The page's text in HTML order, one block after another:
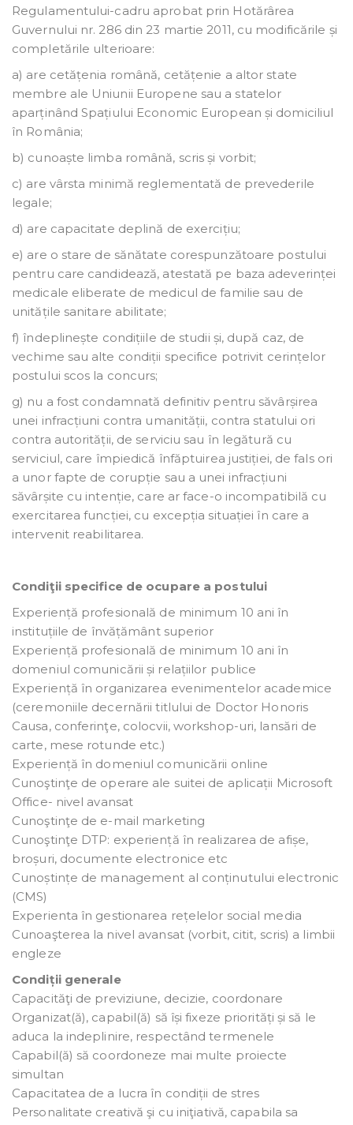
Regulamentului-cadru aprobat prin Hotărârea
Guvernului nr. 286 din 23 martie 2011, cu modificările și
completările ulterioare:
a) are cetățenia română, cetățenie a altor state
membre ale Uniunii Europene sau a statelor
aparținând Spațiului Economic European și domiciliul
în România;
b) cunoaște limba română, scris și vorbit;
c) are vârsta minimă reglementată de prevederile
legale;
d) are capacitate deplină de exercițiu;
e) are o stare de sănătate corespunzătoare postului
pentru care candidează, atestată pe baza adeverinței
medicale eliberate de medicul de familie sau de
unitățile sanitare abilitate;
f) îndeplinește condițiile de studii și, după caz, de
vechime sau alte condiții specifice potrivit cerințelor
postului scos la concurs;
g) nu a fost condamnată definitiv pentru săvârșirea
unei infracțiuni contra umanității, contra statului ori
contra autorității, de serviciu sau în legătură cu
serviciul, care împiedică înfăptuirea justiției, de fals ori
a unor fapte de corupție sau a unei infracțiuni
săvârșite cu intenție, care ar face-o incompatibilă cu
exercitarea funcției, cu excepția situației în care a
intervenit reabilitarea.
Condiţii specifice de ocupare a postului
Experiență profesională de minimum 10 ani în
instituțiile de învățământ superior
Experiență profesională de minimum 10 ani în
domeniul comunicării și relațiilor publice
Experiență în organizarea evenimentelor academice
(ceremoniile decernării titlului de Doctor Honoris
Causa, conferinţe, colocvii, workshop-uri, lansări de
carte, mese rotunde etc.)
Experiență în domeniul comunicării online
Cunoştinţe de operare ale suitei de aplicații Microsoft
Office- nivel avansat
Cunoştinţe de e-mail marketing
Cunoştinţe DTP: experiență în realizarea de afișe,
broșuri, documente electronice etc
Cunoștințe de management al conținutului electronic
(CMS)
Experienta în gestionarea rețelelor social media
Cunoaşterea la nivel avansat (vorbit, citit, scris) a limbii
engleze
Condiții generale
Capacităţi de previziune, decizie, coordonare
Organizat(ă), capabil(ă) să își fixeze priorități și să le
aduca la indeplinire, respectând termenele
Capabil(ă) să coordoneze mai multe proiecte
simultan
Capacitatea de a lucra în condiții de stres
Personalitate creativă şi cu iniţiativă, capabila sa